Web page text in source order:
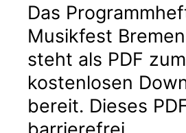
Das
Musikfest
steht als PDF zum
kostenlosen
bereit. Dieses
barrierefrei.